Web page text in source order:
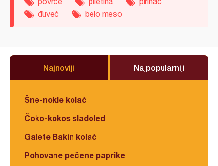
đuveč
belo meso
Najnoviji Najpopularniji
Šne-nokle kolač
Čoko-kokos sladoled
Galete Bakin kolač
Pohovane pečene paprike